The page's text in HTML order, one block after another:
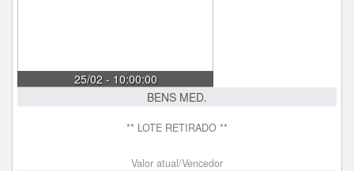
25/02 - 10:00:00
BENS MED.
** LOTE RETIRADO **
Valor atual/Vencedor